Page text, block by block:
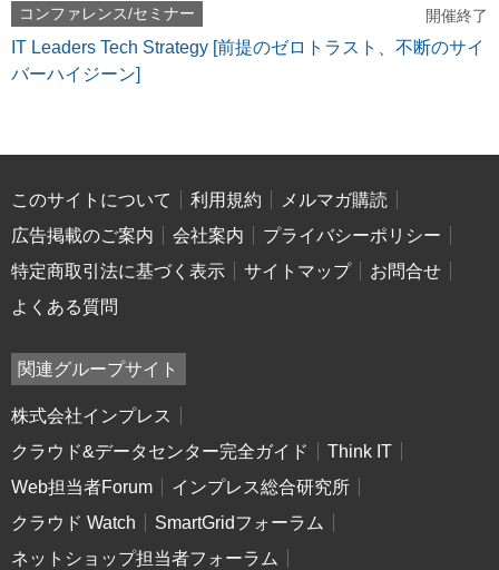
コンファレンス/セミナー 開催終了
IT Leaders Tech Strategy [前提のゼロトラスト、不断のサイ
バーハイジーン]
このサイトについて 利用規約
メルマガ購読
広告掲載のご案内
会社案内
プライバシーポリシー
特定商取引法に基づく表示
サイトマップ
お問合せ
よくある質問
関連グループサイト
株式会社インプレス
クラウド&データセンター完全ガイド
Think IT
Web担当者Forum
インプレス総合研究所
クラウド Watch
SmartGridフォーラム
ネットショップ担当者フォーラム